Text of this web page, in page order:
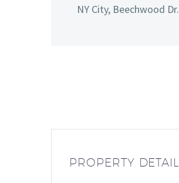
NY City, Beechwood Dr.
PROPERTY DETAIL